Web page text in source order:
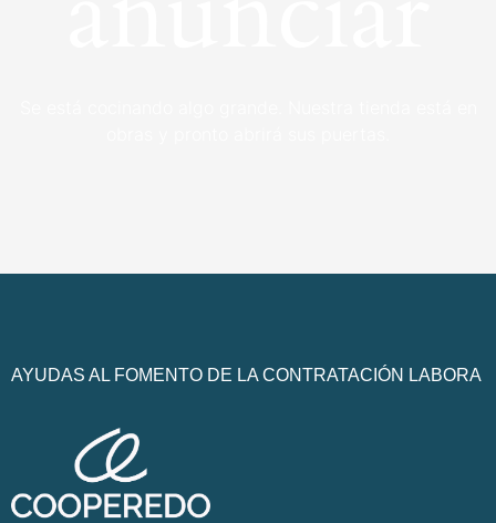
AYUDAS AL FOMENTO DE LA CONTRATACIÓN LABORA